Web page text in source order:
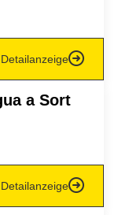
Detailanzeige
a Sort
Detailanzeige